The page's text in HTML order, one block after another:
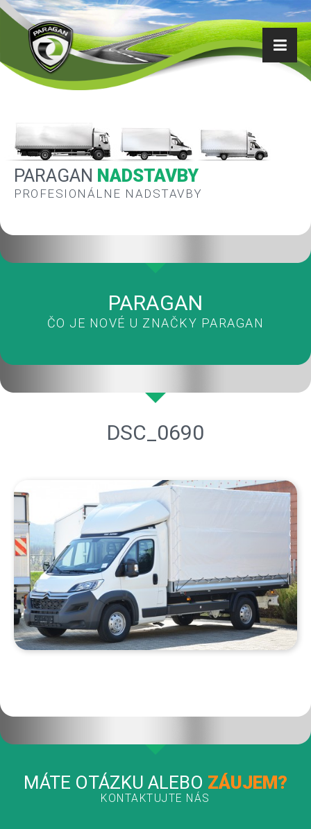
PARAGAN NADSTAVBY
PROFESIONÁLNE NADSTAVBY
PARAGAN
ČO JE NOVÉ U ZNAČKY PARAGAN
DSC_0690
MÁTE OTÁZKU ALEBO ZÁUJEM?
KONTAKTUJTE NÁS